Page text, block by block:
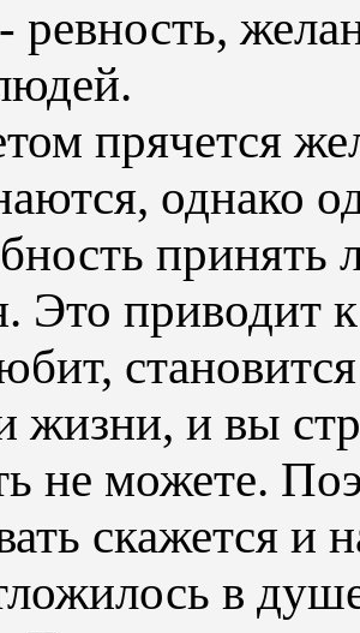
- ревность,
прячется
однако
принять
Это приводит
жизни, и вы
не можете.
скажется и
в